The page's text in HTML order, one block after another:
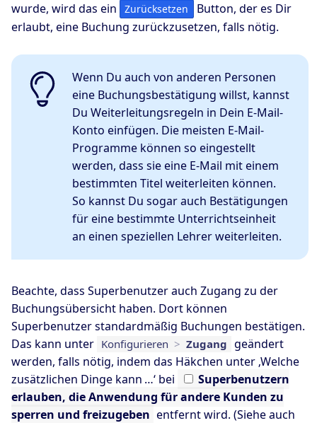
wurde, wird das ein
Zurücksetzen
Button, der es Dir
erlaubt, eine Buchung zurückzusetzen, falls nötig.
Wenn Du auch von anderen Personen
eine Buchungsbestätigung willst, kannst
Du Weiterleitungsregeln in Dein E-Mail-
Konto einfügen. Die meisten E-Mail-
Programme können so eingestellt
werden, dass sie eine E-Mail mit einem
bestimmten Titel weiterleiten können.
So kannst Du sogar auch Bestätigungen
für eine bestimmte Unterrichtseinheit
an einen speziellen Lehrer weiterleiten.
Beachte, dass Superbenutzer auch Zugang zu der
Buchungsübersicht haben. Dort können
Superbenutzer standardmäßig Buchungen bestätigen.
Das kann unter Konfigurieren > Zugang geändert
werden, falls nötig, indem das Häkchen unter ‚Welche
zusätzlichen Dinge kann …‘ bei
Superbenutzern
erlauben, die Anwendung für andere Kunden zu
sperren und freizugeben entfernt wird. (Siehe auch